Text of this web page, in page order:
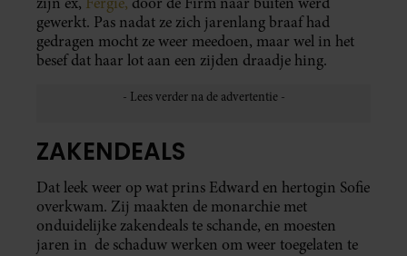
gewerkt. Pas nadat ze zich jarenlang braaf had
gedragen mocht ze weer meedoen, maar wel in het
besef dat haar lot aan een zijden draadje hing.
ZAKENDEALS
Dat leek weer op wat prins Edward en hertogin Sofie
overkwam. Zij maakten de monarchie met
onduidelijke zakendeals te schande, en moesten
jaren in de schaduw werken om weer toegelaten te